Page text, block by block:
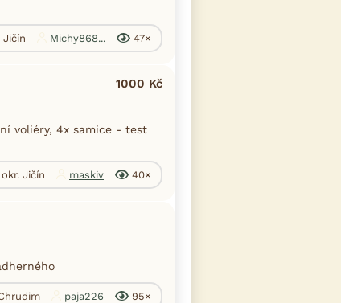
Jičín Michy868... 47×
1000 Kč
voliéry, 4x samice - test
Jičín maskiv 40×
paja226 95×